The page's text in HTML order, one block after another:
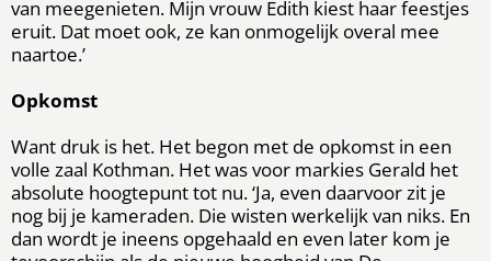
van meegenieten. Mijn vrouw Edith kiest haar feestjes
eruit. Dat moet ook, ze kan onmogelijk overal mee
naartoe.’
Opkomst
Want druk is het. Het begon met de opkomst in een
volle zaal Kothman. Het was voor markies Gerald het
absolute hoogtepunt tot nu. ‘Ja, even daarvoor zit je
nog bij je kameraden. Die wisten werkelijk van niks. En
dan wordt je ineens opgehaald en even later kom je